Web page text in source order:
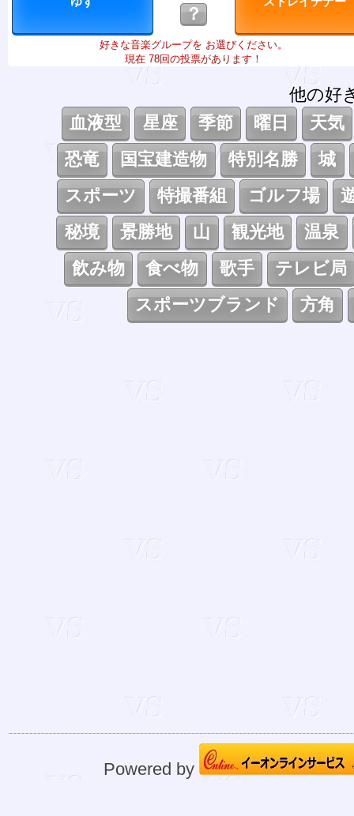
？
好きな音楽グループを お選びください。
現在 78回の投票があります！
他の好
血液型
星座 季節 曜日
天気
恐竜
国宝建造物 特別名勝
城
スポーツ
特撮番組 ゴルフ場
秘境
景勝地 山 観光地
温泉
飲み物
食べ物 歌手
テレビ局
スポーツブランド
方角
Powered by